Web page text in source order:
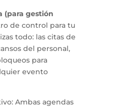
(para gestión
de control para tu
todo: las citas de
del personal,
para
evento
Ambas agendas